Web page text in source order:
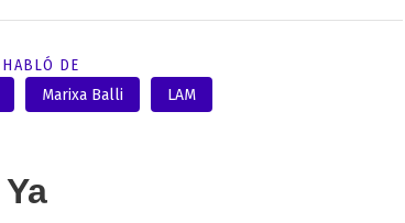
DE
Marixa Balli LAM